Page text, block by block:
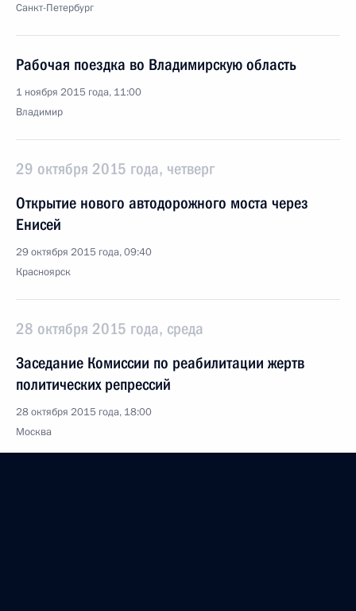
Санкт-Петербург
Рабочая поездка во Владимирскую область
1 ноября 2015 года, 11:00
Владимир
29 октября 2015 года, четверг
Открытие нового автодорожного моста через
Енисей
29 октября 2015 года, 09:40
Красноярск
28 октября 2015 года, среда
Заседание Комиссии по реабилитации жертв
политических репрессий
28 октября 2015 года, 18:00
Москва